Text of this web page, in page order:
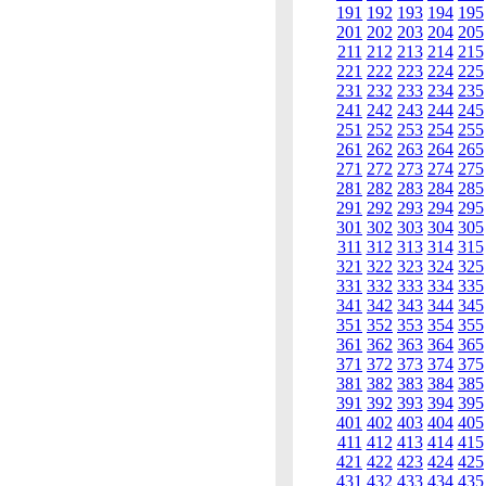
191 192 193 194 195
201 202 203 204 205
211 212 213 214 215
221 222 223 224 225
231 232 233 234 235
241 242 243 244 245
251 252 253 254 255
261 262 263 264 265
271 272 273 274 275
281 282 283 284 285
291 292 293 294 295
301 302 303 304 305
311 312 313 314 315
321 322 323 324 325
331 332 333 334 335
341 342 343 344 345
351 352 353 354 355
361 362 363 364 365
371 372 373 374 375
381 382 383 384 385
391 392 393 394 395
401 402 403 404 405
411 412 413 414 415
421 422 423 424 425
431 432 433 434 435